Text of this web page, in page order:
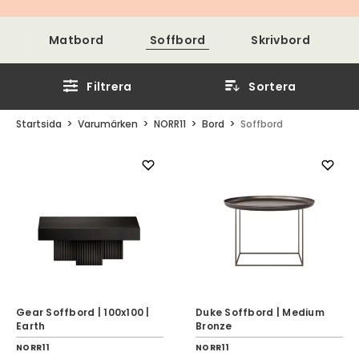
Matbord Soffbord Skrivbord
Filtrera Sortera
Startsida Varumärken NORR11 Bord Soffbord
Gear Soffbord | 100x100 |
Earth
NORR11
Duke Soffbord | Medium
Bronze
NORR11